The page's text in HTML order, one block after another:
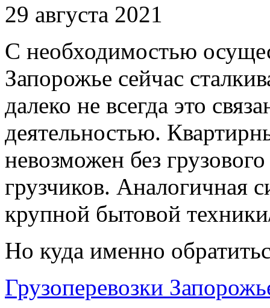
29 августа 2021
С необходимостью
Запорожье сейчас
далеко не всегда это
деятельностью.
невозможен без
грузчиков. Аналогичная
крупной бытовой
Но куда именно
Грузоперевозки